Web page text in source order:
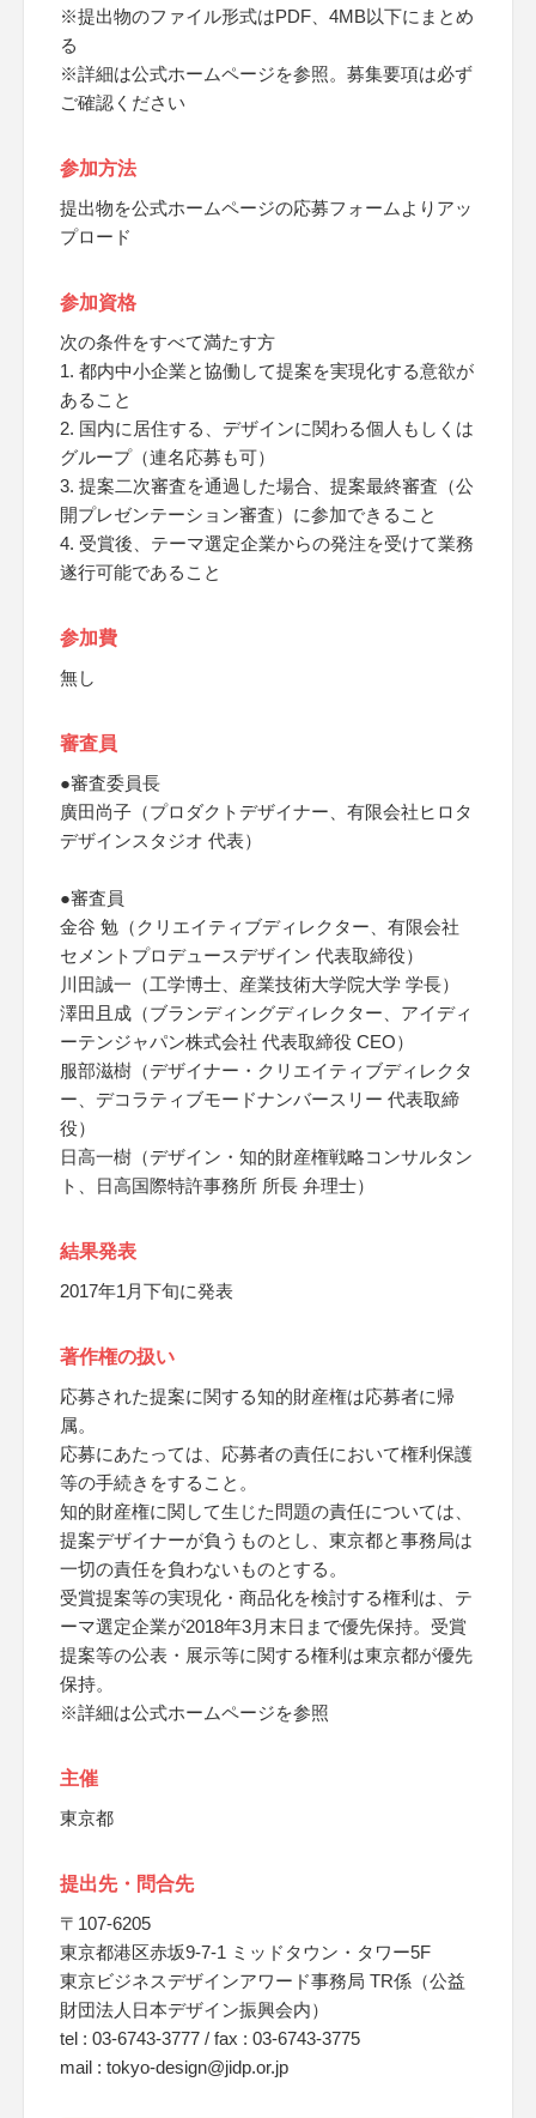
※提出物のファイル形式はPDF、4MB以下にまとめ
る
※詳細は公式ホームページを参照。募集要項は必ず
ご確認ください
参加方法
提出物を公式ホームページの応募フォームよりアッ
プロード
参加資格
次の条件をすべて満たす方
1. 都内中小企業と協働して提案を実現化する意欲が
あること
2. 国内に居住する、デザインに関わる個人もしくは
グループ（連名応募も可）
3. 提案二次審査を通過した場合、提案最終審査（公
開プレゼンテーション審査）に参加できること
4. 受賞後、テーマ選定企業からの発注を受けて業務
遂行可能であること
参加費
無し
審査員
●審査委員長
廣田尚子（プロダクトデザイナー、有限会社ヒロタ
デザインスタジオ 代表）
●審査員
金谷 勉（クリエイティブディレクター、有限会社
セメントプロデュースデザイン 代表取締役）
川田誠一（工学博士、産業技術大学院大学 学長）
澤田且成（ブランディングディレクター、アイディ
ーテンジャパン株式会社 代表取締役 CEO）
服部滋樹（デザイナー・クリエイティブディレクタ
ー、デコラティブモードナンバースリー 代表取締
役）
日高一樹（デザイン・知的財産権戦略コンサルタン
ト、日高国際特許事務所 所長 弁理士）
結果発表
2017年1月下旬に発表
著作権の扱い
応募された提案に関する知的財産権は応募者に帰
属。
応募にあたっては、応募者の責任において権利保護
等の手続きをすること。
知的財産権に関して生じた問題の責任については、
提案デザイナーが負うものとし、東京都と事務局は
一切の責任を負わないものとする。
受賞提案等の実現化・商品化を検討する権利は、テ
ーマ選定企業が2018年3月末日まで優先保持。受賞
提案等の公表・展示等に関する権利は東京都が優先
保持。
※詳細は公式ホームページを参照
主催
東京都
提出先・問合先
〒107-6205
東京都港区赤坂9-7-1 ミッドタウン・タワー5F
東京ビジネスデザインアワード事務局 TR係（公益
財団法人日本デザイン振興会内）
tel : 03-6743-3777 / fax : 03-6743-3775
mail : tokyo-design@jidp.or.jp